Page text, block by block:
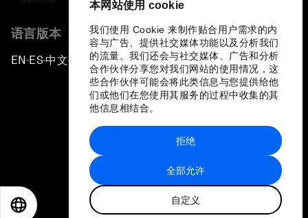
本网站使用 cookie
我们使用 Cookie 来制作贴合用户需求的内
容与广告、提供社交媒体功能以及分析我们
的流量。我们还会与社交媒体、广告和分析
合作伙伴分享您对我们网站的使用情况，这
些合作伙伴可能会将此类信息与您提供给他
们或他们在您使用其服务的过程中收集的其
他信息相结合。
全部允许
自定义
拒绝
语言版本
EN ▪ ES▪中文▪ 日本語
站点地图
世界经济论坛